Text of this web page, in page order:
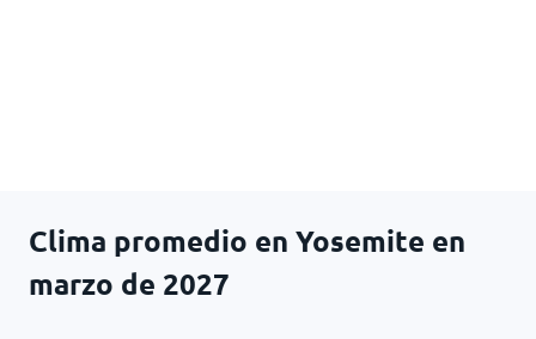
Clima promedio en Yosemite en
marzo de 2027